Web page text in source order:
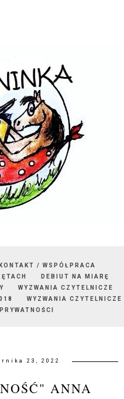
KONTAKT / WSPÓŁPRACA
DEBIUT NA MIARĘ
WYZWANIA CZYTELNICZE
WYZWANIA CZYTELNICZE
23, 2022
ANNA